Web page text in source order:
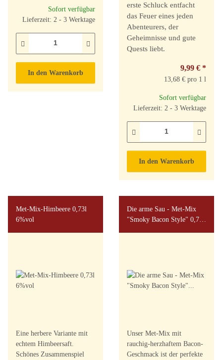
Sofort verfügbar
Lieferzeit: 2 - 3 Werktage
In den Warenkorb
erste Schluck entfacht
das Feuer eines jeden
Abenteurers, der
Geheimnisse und gute
Quests liebt.
9,99 € *
13,68 € pro 1 l
Sofort verfügbar
Lieferzeit: 2 - 3 Werktage
In den Warenkorb
Met-Mix-Himbeere 0,73l
6%vol
Eine herbere Variante mit
echtem Himbeersaft.
Schönes Zusammenspiel
Die arme Sau - Met-Mix
"Smoky Bacon Style" 0,73l
Unser Met-Mix mit
rauchig-herzhaftem Bacon-
Geschmack ist der perfekte